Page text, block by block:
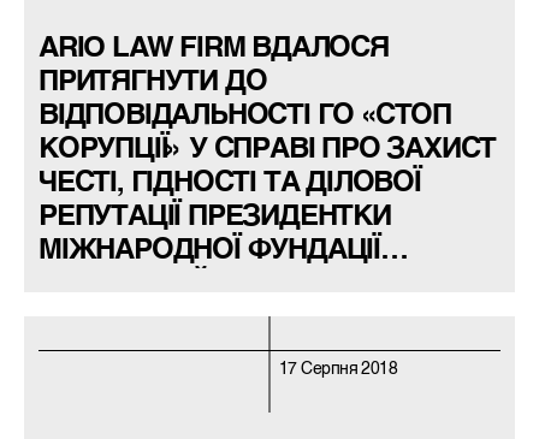
ARIO LAW FIRM ВДАЛОСЯ
ПРИТЯГНУТИ ДО
ВІДПОВІДАЛЬНОСТІ ГО «СТОП
КОРУПЦІЇ» У СПРАВІ ПРО ЗАХИСТ
ЧЕСТІ, ГІДНОСТІ ТА ДІЛОВОЇ
РЕПУТАЦІЇ ПРЕЗИДЕНТКИ
МІЖНАРОДНОЇ ФУНДАЦІЇ
17 Серпня 2018